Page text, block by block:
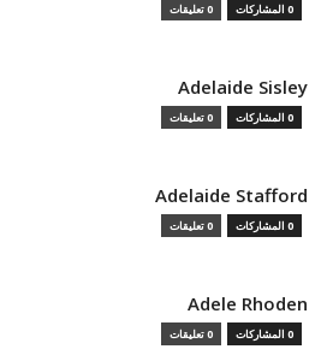
0 المشاركات 0 تعليقات
Adelaide Sisley
0 المشاركات 0 تعليقات
Adelaide Stafford
0 المشاركات 0 تعليقات
Adele Rhoden
0 المشاركات 0 تعليقات